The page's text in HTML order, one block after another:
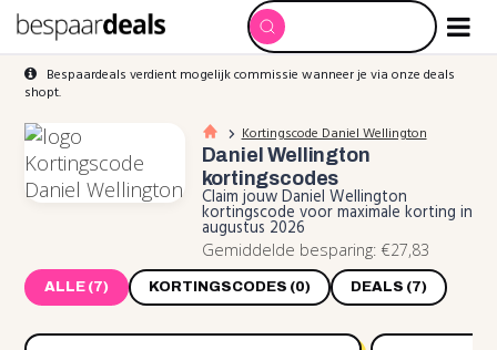
Bespaardeals verdient mogelijk commissie wanneer je via onze deals
shopt.
Kortingscode Daniel Wellington
Daniel Wellington
kortingscodes
Claim jouw Daniel Wellington
kortingscode voor maximale korting in
augustus 2026
Gemiddelde besparing: €27,83
ALLE (7) KORTINGSCODES (0) DEALS (7)